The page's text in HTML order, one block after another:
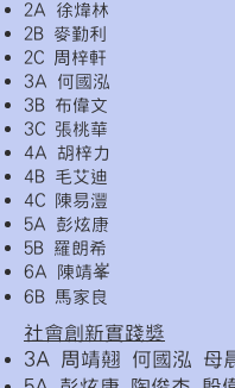
2A 徐煒林
2B 麥勤利
2C 周梓軒
3A 何國泓
3B 布偉文
3C 張桃華
4A 胡梓力
4B 毛艾迪
4C 陳易灃
5A 彭炫康
5B 羅朗希
6A 陳靖峯
6B 馬家良
社會創新實踐獎
3A 周靖翹 何國泓 母